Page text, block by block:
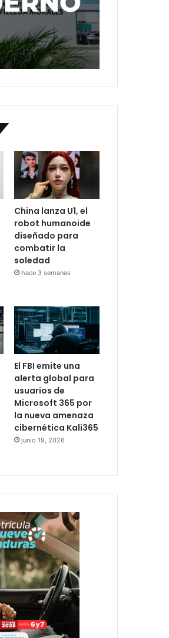
China lanza U1, el
robot humanoide
diseñado para
combatir la
soledad
hace 3 semanas
El FBI emite una
alerta global para
usuarios de
Microsoft 365 por
la nueva amenaza
cibernética Kali365
junio 19, 2026